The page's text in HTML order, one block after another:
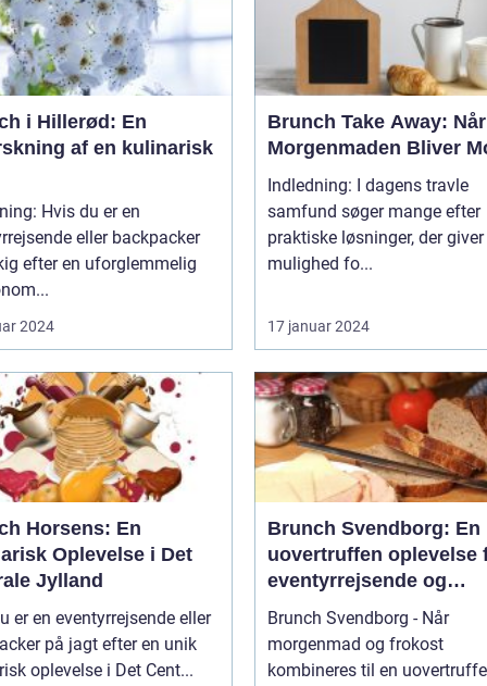
i Hillerød: En
af en kulinarisk
Hvis du er en
eller backpacker
efter en uforglemmelig
2024
Brunch Take Away: Når
Morgenmaden Bliver
Indledning: I dagens travle
samfund søger mange efter
praktiske løsninger, der
mulighed fo...
17 januar 2024
Horsens: En
Oplevelse i Det
Jylland
er en eventyrrejsende eller
på jagt efter en unik
oplevelse i Det Cent...
Brunch Svendborg: En
uovertruffen oplevelse
eventyrrejsende og
backpackere
Brunch Svendborg - Når
morgenmad og frokost
kombineres til en